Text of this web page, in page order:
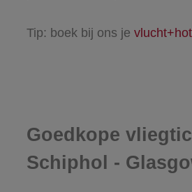
Tip: boek bij ons je
Goedkope
Schiphol -